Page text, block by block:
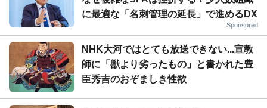
に最適な「名刺管理の延長」で進めるDX
Sponsored
NHK大河ではとても放送できない...宣教
師に「獣より劣ったもの」と書かれた豊
臣秀吉のおぞましき性欲